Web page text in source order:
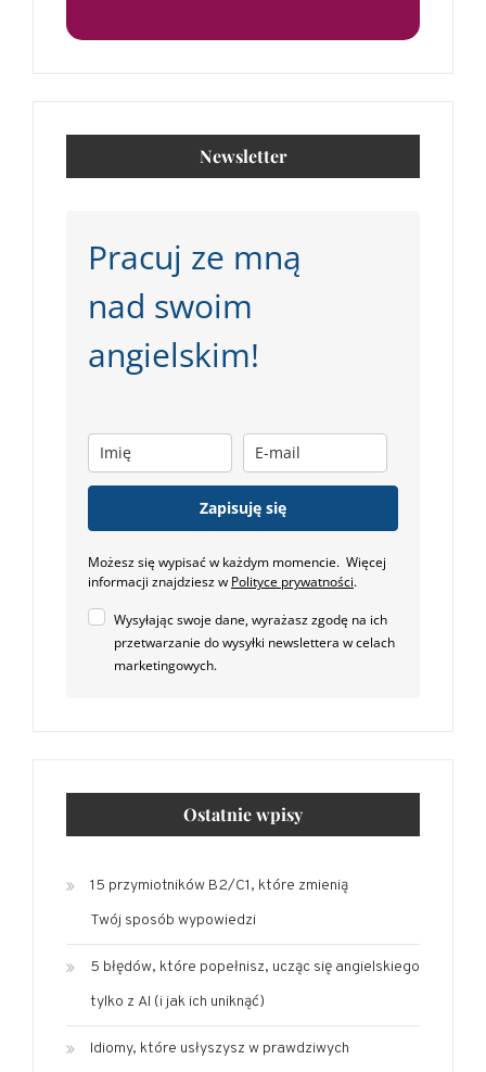
Newsletter
Pracuj ze mną
nad swoim
angielskim!
Zapisuję się
Możesz się wypisać w każdym momencie. Więcej
informacji znajdziesz w Polityce prywatności.
Wysyłając swoje dane, wyrażasz zgodę na ich
przetwarzanie do wysyłki newslettera w celach
marketingowych.
Ostatnie wpisy
15 przymiotników B2/C1, które zmienią
Twój sposób wypowiedzi
5 błędów, które popełnisz, ucząc się angielskiego
tylko z AI (i jak ich uniknąć)
Idiomy, które usłyszysz w prawdziwych